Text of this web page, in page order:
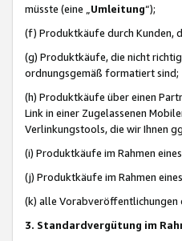
müsste (eine „ Umleitung“);
(f) Produktkäufe durch Kunden,
(g) Produktkäufe, die nicht
ordnungsgemäß formatiert sind;
(h) Produktkäufe über einen
Link in einer Zugelassenen
Verlinkungstools, die wir Ihnen
(i) Produktkäufe im Rahmen
(j) Produktkäufe im Rahmen
(k) alle
3. Standardvergütung im